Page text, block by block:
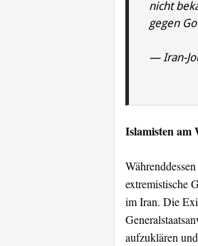
nicht
gegen
— Iran-
Islamisten am
extremistische
im Iran. Die
aufzuklären